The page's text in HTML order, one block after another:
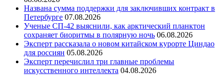
Названа сумма поддержки для заключивших контракт в
Петербурге 07.08.2026
Ученые СП-42 выяснили, как арктический планктон
сохраняет биоритмы в полярную ночь 06.08.2026
Эксперт рассказала о новом китайском курорте Циндао
для россиян 05.08.2026
Эксперт перечислил три главные проблемы
искусственного интеллекта 04.08.2026